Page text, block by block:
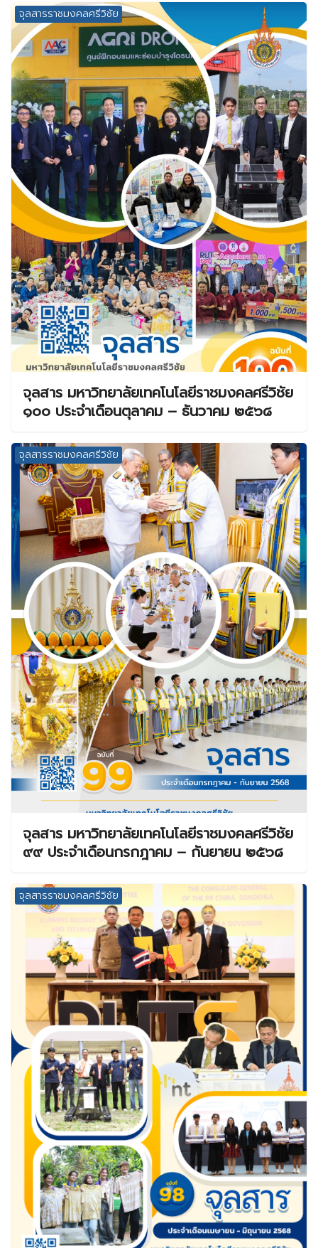
จุลสารราชมงคลศรีวิชัย
จุลสาร มหาวิทยาลัยเทคโนโลยีราชมงคลศรีวิชัย
๑๐๐ ประจำเดือนตุลาคม – ธันวาคม ๒๕๖๘
จุลสารราชมงคลศรีวิชัย
จุลสาร มหาวิทยาลัยเทคโนโลยีราชมงคลศรีวิชัย
๙๙ ประจำเดือนกรกฎาคม – กันยายน ๒๕๖๘
จุลสารราชมงคลศรีวิชัย